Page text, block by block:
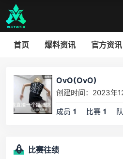
首页 爆料资讯 官方资讯
OvO(OvO)
创建时间：2023年
成员 1 比赛 1
比赛往绩